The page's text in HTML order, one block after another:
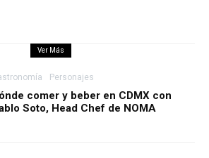
Ver Más
Personajes
comer y beber en CDMX con
Soto, Head Chef de NOMA